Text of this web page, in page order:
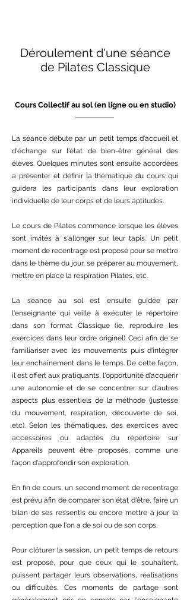
Déroulement d'une séance
de Pilates Classique
Cours Collectif au sol (en ligne ou en studio)
La séance débute par un petit temps d'accueil et
d'échange sur l'état de bien-être général des
élèves. Quelques minutes sont ensuite accordées
a présenter et définir la thématique du cours qui
guidera les participants dans leur exploration
individuelle de leur corps et de leurs aptitudes.
Le cours de Pilates commence lorsque les élèves
sont invités à s'allonger sur leur tapis. Un petit
moment de recentrage est proposé pour se mettre
dans le thème du jour, se préparer au mouvement,
mettre en place la respiration Pilates, etc.
La séance au sol est ensuite guidée par
l'enseignante qui veille à exécuter le répertoire
dans son format Classique (ie, reproduire les
exercices dans leur ordre originel). Ceci afin de se
familiariser avec les mouvements puis d'intégrer
leur enchaînement dans le temps. De cette façon,
il est offert aux pratiquants, l'opportunité d'acquérir
une autonomie et de se concentrer sur d'autres
aspects plus essentiels de la méthode (justesse
du mouvement, respiration, découverte de soi,
etc). Selon les thématiques, des exercices avec
accessoires ou adaptés du répertoire sur
Appareils peuvent être proposés, comme une
façon d'approfondir son exploration.
En fin de cours, un second moment de recentrage
est prévu afin de comparer son état d'être, faire un
bilan de ses ressentis ou encore mettre à jour la
perception que l'on a de soi ou de son corps.
Pour clôturer la session, un petit temps de retours
est proposé, pour que ceux qui le souhaitent,
puissent partager leurs observations, réalisations
ou difficultés. Ces moments de partage sont